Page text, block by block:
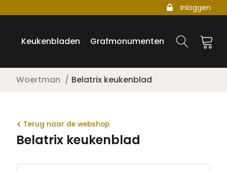
Inloggen
Keukenbladen Grafmonumenten
Woertman Belatrix keukenblad
Terug naar de webshop
Belatrix keukenblad